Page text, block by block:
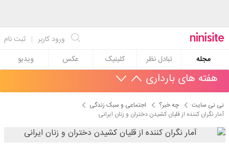
ثبت نام | ورود کاربر
مجله
تبادل نظر کلینیک عکس ویدیو
هفته های بارداری
نی نی سایت چه خبر؟
اجتماعی و سبک زندگی
آمار نگران کننده از قلیان کشیدن دختران و زنان ایرانی